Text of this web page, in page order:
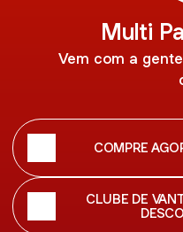
Multi
Vem com a
COMPRE
CLUBE DE